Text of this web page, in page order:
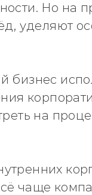
Но на
уделяют
бизнес
на
чаще